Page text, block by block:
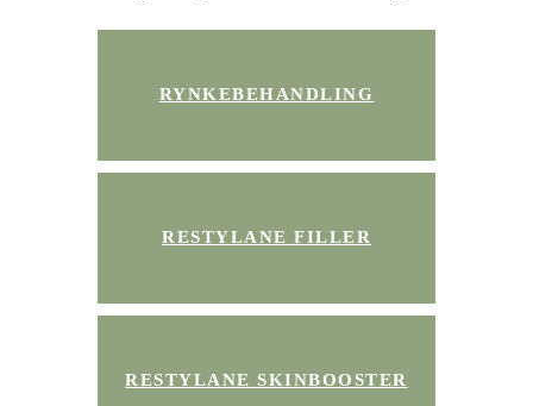
RYNKEBEHANDLING
RESTYLANE FILLER
RESTYLANE SKINBOOSTER